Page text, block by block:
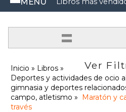
=
Ver
Inicio
Libros
Deportes y actividades de ocio
gimnasia y deportes
campo, atletismo
Maratón y
través